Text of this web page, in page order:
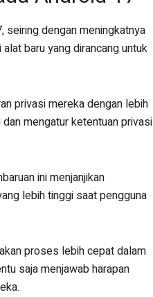
seiring dengan meningkatnya
baru yang dirancang untuk
privasi mereka dengan lebih
mengatur ketentuan privasi
ini menjanjikan
lebih tinggi saat pengguna
proses lebih cepat dalam
saja menjawab harapan